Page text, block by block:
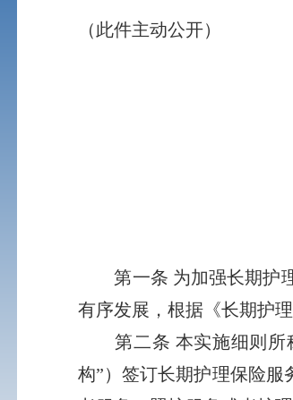
（此件主动公开）
第一条 为加强长期护理
有序发展，根据《长期护
第二条 本实施细则所称
构”）签订长期护理保险服